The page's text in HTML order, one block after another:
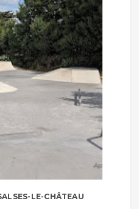
LE-CHÂTEAU